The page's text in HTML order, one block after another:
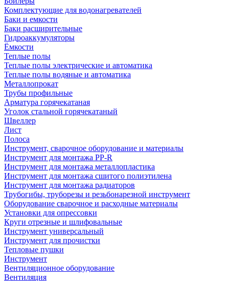
Комплектующие для водонагревателей
Баки и емкости
Баки расширительные
Гидроаккумуляторы
Ёмкости
Теплые полы
Теплые полы электрические и автоматика
Теплые полы водяные и автоматика
Металлопрокат
Трубы профильные
Арматура горячекатаная
Уголок стальной горячекатаный
Швеллер
Лист
Полоса
Инструмент, сварочное оборудование и материалы
Инструмент для монтажа PP-R
Инструмент для монтажа металлопластика
Инструмент для монтажа сшитого полиэтилена
Инструмент для монтажа радиаторов
Трубогибы, труборезы и резьбонарезной инструмент
Оборудование сварочное и расходные материалы
Установки для опрессовки
Круги отрезные и шлифовальные
Инструмент универсальный
Инструмент для прочистки
Тепловые пушки
Инструмент
Вентиляционное оборудование
Вентиляция